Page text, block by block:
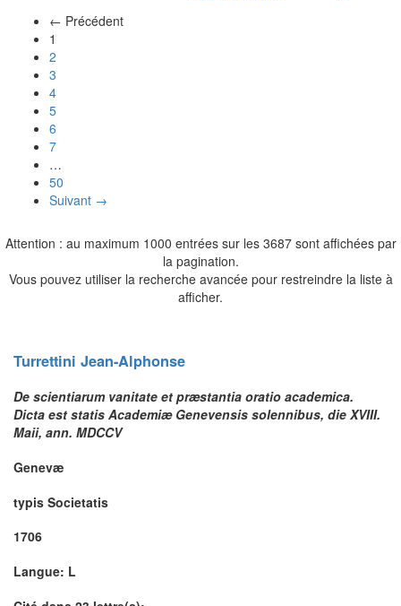
← Précédent
1
2
3
4
5
6
7
…
50
Suivant →
Attention : au maximum 1000 entrées sur les 3687 sont affichées par
la pagination.
Vous pouvez utiliser la recherche avancée pour restreindre la liste à
afficher.
Turrettini Jean-Alphonse
De scientiarum vanitate et præstantia oratio academica.
Dicta est statis Academiæ Genevensis solennibus, die XVIII.
Maii, ann. MDCCV
Genevæ
typis Societatis
1706
Langue: L